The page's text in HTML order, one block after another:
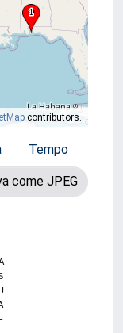
contributors.
Tempo
come JPEG